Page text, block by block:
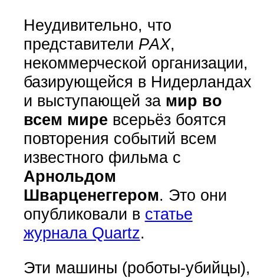
Неудивительно, что
представители PАХ,
некоммерческой организации,
базирующейся в Нидерландах
и выступающей за мир во
всем мире всерьёз боятся
повторения событий всем
известного фильма с
Арнольдом
Шварценеггером. Это они
опубликовали в статье
журнала Quartz.
Эти машины (роботы-убийцы),